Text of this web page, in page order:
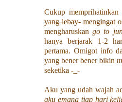
Cukup memprihatinkan
yang lebay- mengingat
mengharuskango to
hanya berjarak 1-2
pertama. Omigot info
yang bener bener bikin
seketika -_-
Aku yang udah wajah
aku emang tiap hari